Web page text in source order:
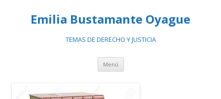
Emilia Bustamante Oyague
TEMAS DE DERECHO Y JUSTICIA
Menú Ir
contenido